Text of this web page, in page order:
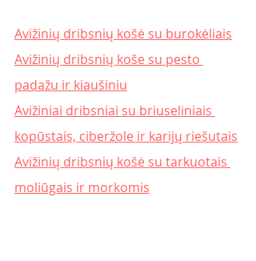
Avižinių dribsnių košė su burokėliais
Avižinių dribsnių koše su pesto
padažu ir kiaušiniu
Avižiniai dribsniai su briuseliniais
kopūstais, ciberžole ir karijų riešutais
Avižinių dribsnių košė su tarkuotais
moliūgais ir morkomis